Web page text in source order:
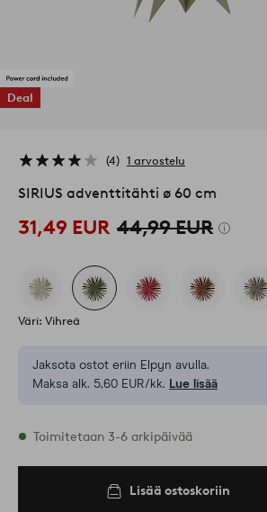
Deal
4 1 arvostelu
SIRIUS adventtitähti ø 60 cm
31,49 EUR 44,99 EUR
Väri: Vihreä
Jaksota ostot eriin Elpyn avulla.
Maksa alk. 5,60 EUR/kk. Lue lisää
Varastossa
Toimitetaan 3-6 arkipäivää
Lisää ostoskoriin